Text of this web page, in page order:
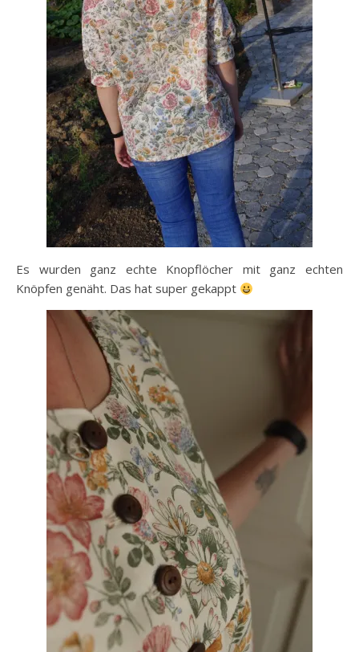
Es wurden ganz echte Knopflöcher mit ganz echten
Knöpfen genäht. Das hat super gekappt